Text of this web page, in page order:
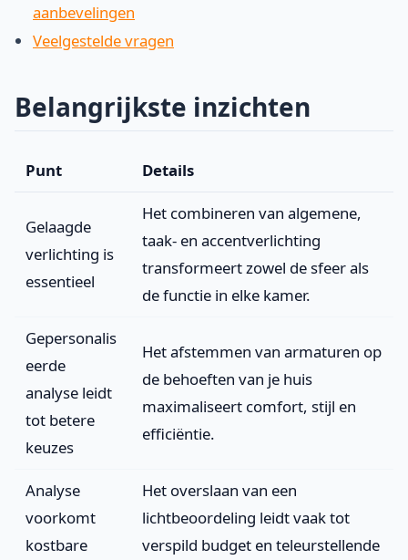
aanbevelingen
Veelgestelde vragen
Belangrijkste inzichten
Punt Details
Gelaagde
verlichting is
essentieel
Het combineren van algemene,
taak- en accentverlichting
transformeert zowel de sfeer als
de functie in elke kamer.
Gepersonalis
eerde
analyse leidt
tot betere
keuzes
Het afstemmen van armaturen op
de behoeften van je huis
maximaliseert comfort, stijl en
efficiëntie.
Analyse
voorkomt
kostbare
Het overslaan van een
lichtbeoordeling leidt vaak tot
verspild budget en teleurstellende